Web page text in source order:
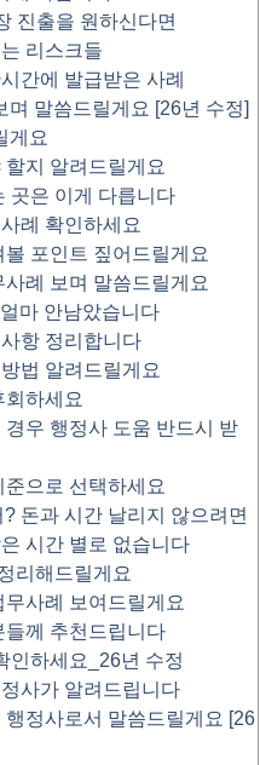
진출을 원하신다면
리스크들
간에 발급받은 사례
말씀드릴게요 [26년 수정]
게요
지 알려드릴게요
곳은 이게 다릅니다
례 확인하세요
포인트 짚어드릴게요
례 보며 말씀드릴게요
마 안남았습니다
항 정리합니다
법 알려드릴게요
회하세요
우 행정사 도움 반드시 받
으로 선택하세요
돈과 시간 날리지 않으려면
시간 별로 없습니다
리해드릴게요
사례 보여드릴게요
께 추천드립니다
인하세요_26년 수정
사가 알려드립니다
정사로서 말씀드릴게요 [26